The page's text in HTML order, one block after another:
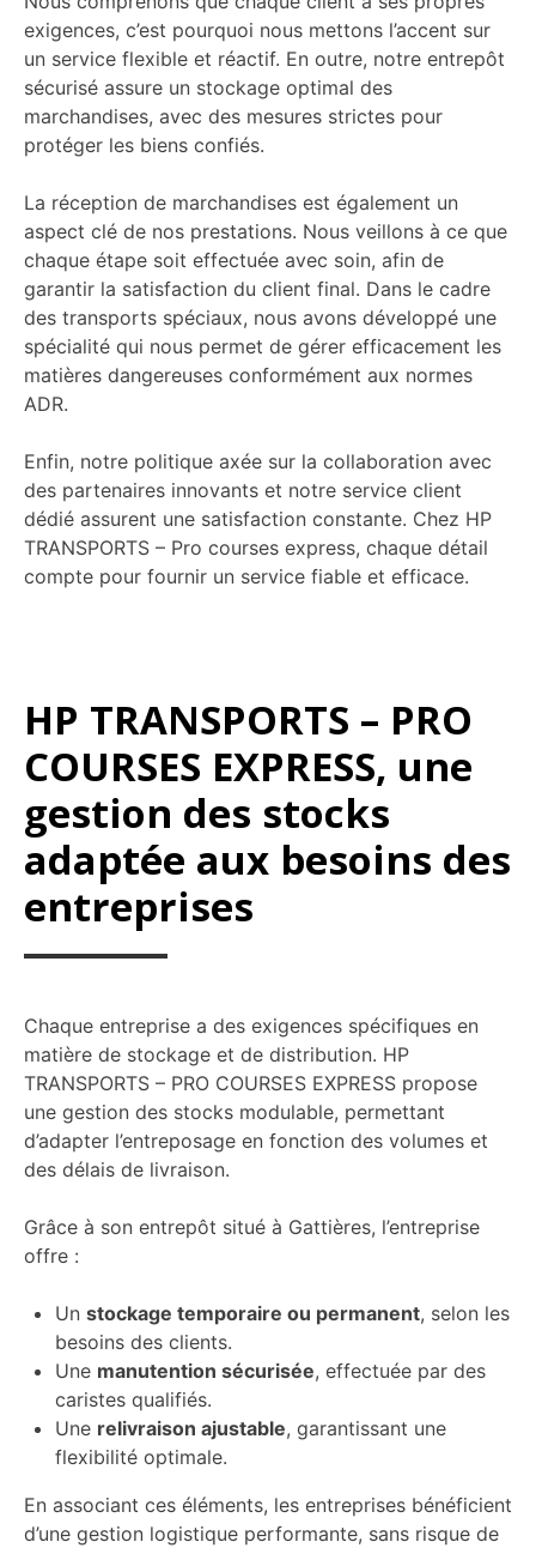
exigences, c’est pourquoi nous mettons l’accent sur
un service flexible et réactif. En outre, notre entrepôt
sécurisé assure un stockage optimal des
marchandises, avec des mesures strictes pour
protéger les biens confiés.
La réception de marchandises est également un
aspect clé de nos prestations. Nous veillons à ce que
chaque étape soit effectuée avec soin, afin de
garantir la satisfaction du client final. Dans le cadre
des transports spéciaux, nous avons développé une
spécialité qui nous permet de gérer efficacement les
matières dangereuses conformément aux normes
ADR.
Enfin, notre politique axée sur la collaboration avec
des partenaires innovants et notre service client
dédié assurent une satisfaction constante. Chez HP
TRANSPORTS – Pro courses express, chaque détail
compte pour fournir un service fiable et efficace.
HP TRANSPORTS – PRO
COURSES EXPRESS, une
gestion des stocks
adaptée aux besoins des
entreprises
Chaque entreprise a des exigences spécifiques en
matière de stockage et de distribution. HP
TRANSPORTS – PRO COURSES EXPRESS propose
une gestion des stocks modulable, permettant
d’adapter l’entreposage en fonction des volumes et
des délais de livraison.
Grâce à son entrepôt situé à Gattières, l’entreprise
offre :
Un stockage temporaire ou permanent, selon les
besoins des clients.
Une manutention sécurisée, effectuée par des
caristes qualifiés.
Une relivraison ajustable, garantissant une
flexibilité optimale.
En associant ces éléments, les entreprises bénéficient
d’une gestion logistique performante, sans risque de